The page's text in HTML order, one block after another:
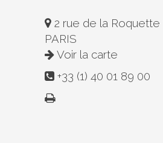
2 rue de la Roquette
PARIS
Voir la carte
+33 (1) 40 01 89 00